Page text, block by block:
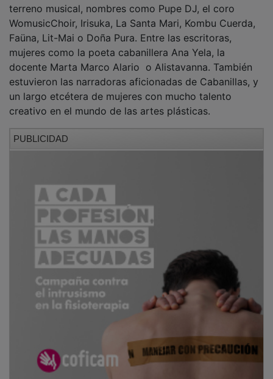
WomusicChoir, Irisuka, La Santa Mari, Kombu Cuerda,
Faüna, Lit-Mai o Doña Pura. Entre las escritoras,
mujeres como la poeta cabanillera Ana Yela, la
docente Marta Marco Alario o Alistavanna. También
estuvieron las narradoras aficionadas de Cabanillas, y
un largo etcétera de mujeres con mucho talento
creativo en el mundo de las artes plásticas.